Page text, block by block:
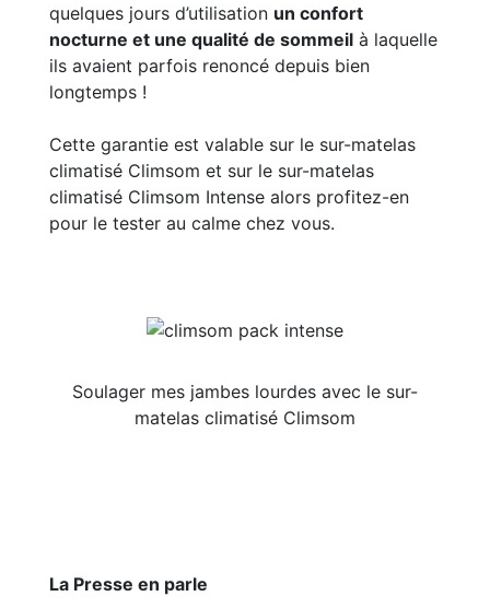
quelques jours d’utilisation un confort
nocturne et une qualité de sommeil à laquelle
ils avaient parfois renoncé depuis bien
longtemps !
Cette garantie est valable sur le sur-matelas
climatisé Climsom et sur le sur-matelas
climatisé Climsom Intense alors profitez-en
pour le tester au calme chez vous.
Soulager mes jambes lourdes avec le sur-
matelas climatisé Climsom
La Presse en parle